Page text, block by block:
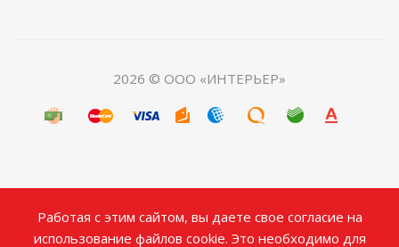
2026 © ООО «ИНТЕРЬЕР»
Работая с этим сайтом, вы даете свое согласие на
использование файлов cookie. Это необходимо для